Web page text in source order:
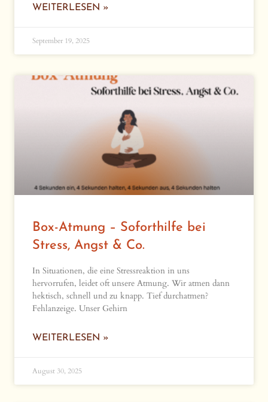
WEITERLESEN »
September 19, 2025
Box-Atmung – Soforthilfe bei
Stress, Angst & Co.
In Situationen, die eine Stressreaktion in uns
hervorrufen, leidet oft unsere Atmung. Wir atmen dann
hektisch, schnell und zu knapp. Tief durchatmen?
Fehlanzeige. Unser Gehirn
WEITERLESEN »
August 30, 2025